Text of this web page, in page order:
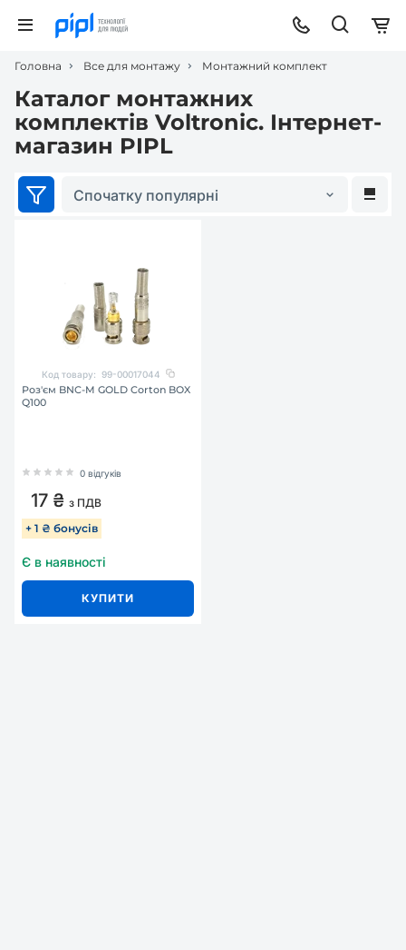
Головна Все для монтажу Монтажний комплект
Каталог монтажних
комплектів Voltronic. Інтернет-
магазин PIPL
Спочатку популярні
Код товару: 99-00017044
Роз'єм BNC-M GOLD Corton BOX
Q100
0 відгуків
17 ₴ з ПДВ
+ 1 ₴ бонусів
Є в наявності
КУПИТИ